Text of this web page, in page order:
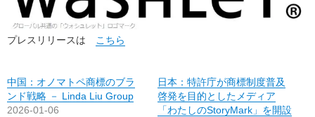
プレスリリースは こちら
中国：オノマトペ商標のブラ
ンド戦略 － Linda Liu Group
2026-01-06
日本：特許庁が商標制度普及
啓発を目的としたメディア
「わたしのStoryMark」を開設